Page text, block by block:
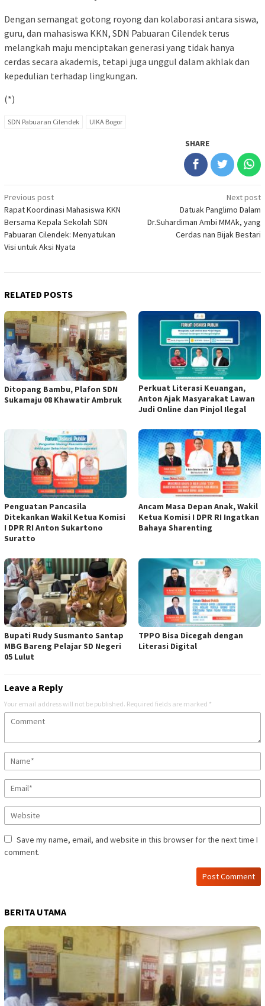
Dengan semangat gotong royong dan kolaborasi antara siswa,
guru, dan mahasiswa KKN, SDN Pabuaran Cilendek terus
melangkah maju menciptakan generasi yang tidak hanya
cerdas secara akademis, tetapi juga unggul dalam akhlak dan
kepedulian terhadap lingkungan.
(*)
SDN Pabuaran Cilendek UIKA Bogor
SHARE
Post
navigation
Previous post
Rapat Koordinasi Mahasiswa KKN
Bersama Kepala Sekolah SDN
Pabuaran Cilendek: Menyatukan
Visi untuk Aksi Nyata
Next post
Datuak Panglimo Dalam
Dr.Suhardiman Ambi MMAk, yang
Cerdas nan Bijak Bestari
RELATED POSTS
Ditopang Bambu, Plafon SDN
Sukamaju 08 Khawatir Ambruk
Perkuat Literasi Keuangan,
Anton Ajak Masyarakat Lawan
Judi Online dan Pinjol Ilegal
Penguatan Pancasila
Ditekankan Wakil Ketua Komisi
I DPR RI Anton Sukartono
Suratto
Ancam Masa Depan Anak, Wakil
Ketua Komisi I DPR RI Ingatkan
Bahaya Sharenting
Bupati Rudy Susmanto Santap
MBG Bareng Pelajar SD Negeri
05 Lulut
TPPO Bisa Dicegah dengan
Literasi Digital
Leave a Reply
Your email address will not be published. Required fields are marked *
Save my name, email, and website in this browser for the next time I
comment.
BERITA UTAMA